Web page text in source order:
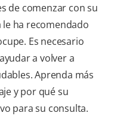
de comenzar con su
ha recomendado
Es necesario
a volver a
Aprenda más
y por qué su
para su consulta.